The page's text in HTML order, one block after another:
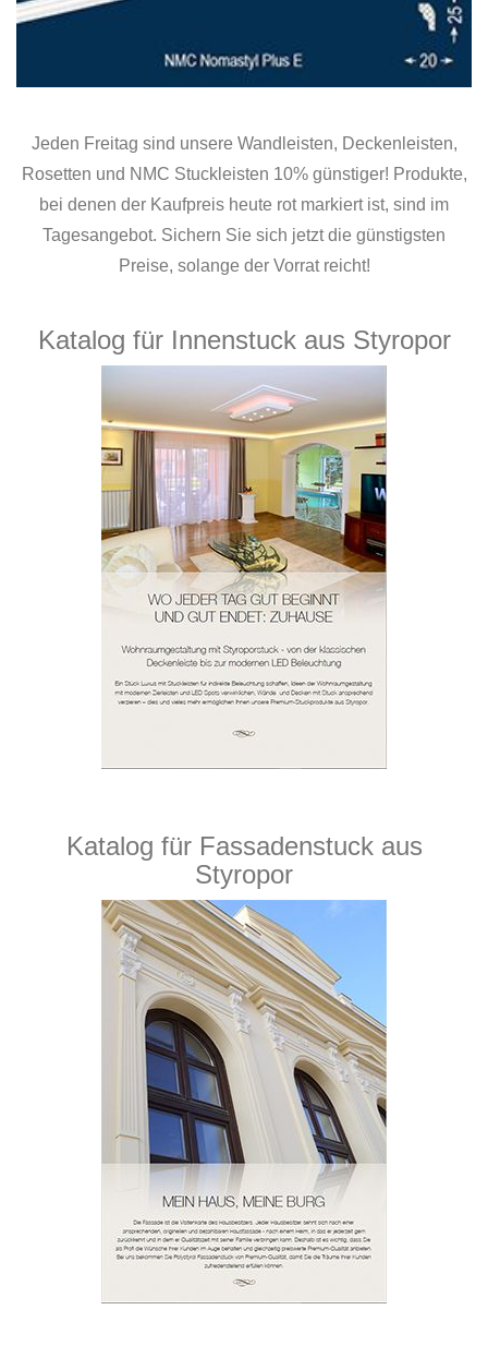
Jeden Freitag sind unsere Wandleisten, Deckenleisten,
Rosetten und NMC Stuckleisten 10% günstiger! Produkte,
bei denen der Kaufpreis heute rot markiert ist, sind im
Tagesangebot. Sichern Sie sich jetzt die günstigsten
Preise, solange der Vorrat reicht!
Katalog für Innenstuck aus Styropor
Katalog für Fassadenstuck aus
Styropor